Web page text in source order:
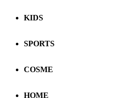
KIDS
SPORTS
COSME
HOME